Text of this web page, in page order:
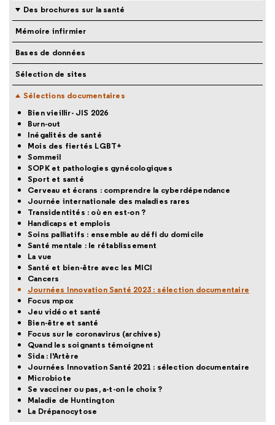
Des brochures sur la santé
Mémoire infirmier
Bases de données
Sélection de sites
Sélections documentaires
Bien vieillir- JIS 2026
Burn-out
Inégalités de santé
Mois des fiertés LGBT+
Sommeil
SOPK et pathologies gynécologiques
Sport et santé
Cerveau et écrans : comprendre la cyberdépendance
Journée internationale des maladies rares
Transidentités : où en est-on ?
Handicaps et emplois
Soins palliatifs : ensemble au défi du domicile
Santé mentale : le rétablissement
La vue
Santé et bien-être avec les MICI
Cancers
Journées Innovation Santé 2023 : sélection documentaire
Focus mpox
Jeu vidéo et santé
Bien-être et santé
Focus sur le coronavirus (archives)
Quand les soignants témoignent
Sida : l'Artère
Journées Innovation Santé 2021 : sélection documentaire
Microbiote
Se vacciner ou pas, a-t-on le choix ?
Maladie de Huntington
La Drépanocytose